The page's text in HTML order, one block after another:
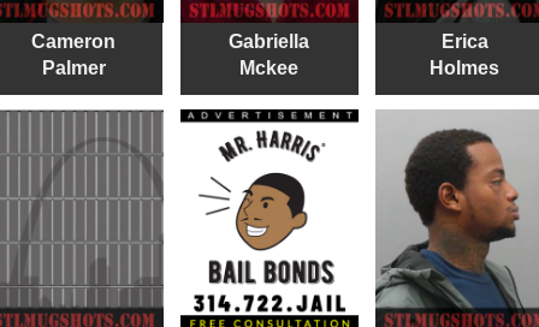
Cameron
Palmer
Gabriella
Mckee
Erica
Holmes